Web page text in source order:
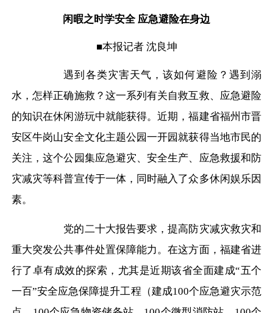
闲暇之时学安全 应急避险在身边
■本报记者 沈良坤
遇到各类灾害天气，该如何避险？遇到溺
水，怎样正确施救？这一系列有关自救互救、应急避险
的知识在休闲游玩中就能获得。近期，福建省福州市晋
安区牛岗山安全文化主题公园一开园就获得当地市民的
关注，这个公园集应急避灾、安全生产、应急救援和防
灾减灾等科普宣传于一体，同时融入了众多休闲娱乐因
素。
党的二十大报告要求，提高防灾减灾救灾和
重大突发公共事件处置保障能力。在这方面，福建省进
行了卓有成效的探索，尤其是近期该省全面建成“五个
一百”安全应急保障提升工程（建成100个应急避灾示范